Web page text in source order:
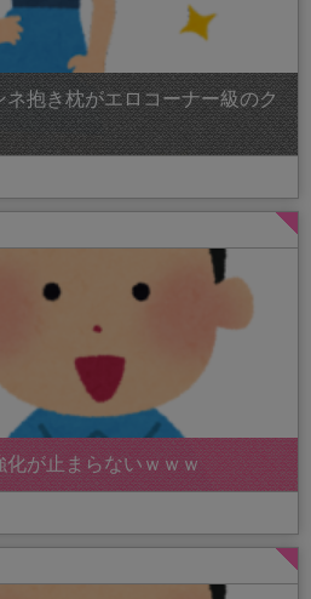
抱き枕がエロコーナー級のク
が止まらないｗｗｗ